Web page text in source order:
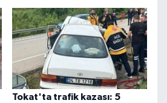
Tokat'ta trafik kazası: 5